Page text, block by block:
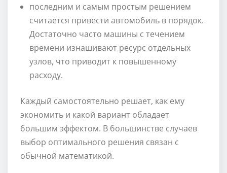
последним и самым простым решением
считается привести автомобиль в порядок.
Достаточно часто машины с течением
времени изнашивают ресурс отдельных
узлов, что приводит к повышенному
расходу.
Каждый самостоятельно решает, как ему
экономить и какой вариант обладает
большим эффектом. В большинстве случаев
выбор оптимального решения связан с
обычной математикой.